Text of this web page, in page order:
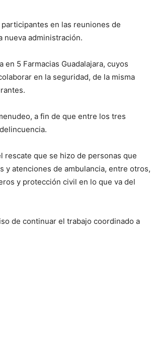
en las reuniones de
nueva administración.
5 Farmacias Guadalajara, cuyos
en la seguridad, de la misma
a fin de que entre los tres
rescate que se hizo de personas que
y atenciones de ambulancia, entre otros,
y protección civil en lo que va del
de continuar el trabajo coordinado a